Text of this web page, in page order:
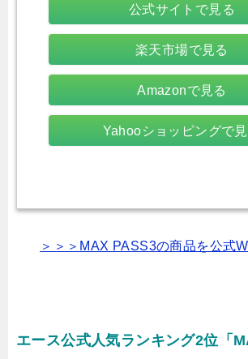
公式サイトで見る
楽天市場で見る
Amazonで見る
Yahooショッピングで
＞＞＞MAX PASS3の商品を公式
エース公式人気ランキング2位「